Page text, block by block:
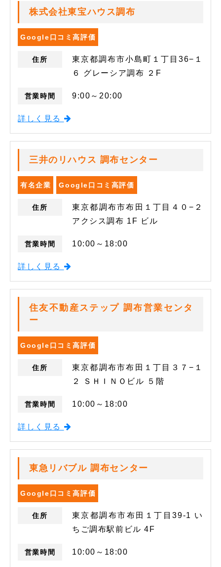
株式会社東宝ハウス調布
Google口コミ高評価
住所
東京都調布市小島町１丁目36−１
６ グレーシア調布 ２F
営業時間 9:00～20:00
詳しく見る
三井のリハウス 調布センター
有名企業 Google口コミ高評価
住所
東京都調布市布田１丁目４０−２
アクシス調布 1F ビル
営業時間 10:00～18:00
詳しく見る
住友不動産ステップ 調布営業センタ
ー
Google口コミ高評価
住所
東京都調布市布田１丁目３７−１
２ ＳＨＩＮＯビル ５階
営業時間 10:00～18:00
詳しく見る
東急リバブル 調布センター
Google口コミ高評価
住所
東京都調布市布田１丁目39-1 い
ちご調布駅前ビル 4F
営業時間 10:00～18:00